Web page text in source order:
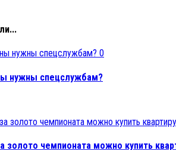
0
нужны спецслужбам?
золото чемпионата можно купить